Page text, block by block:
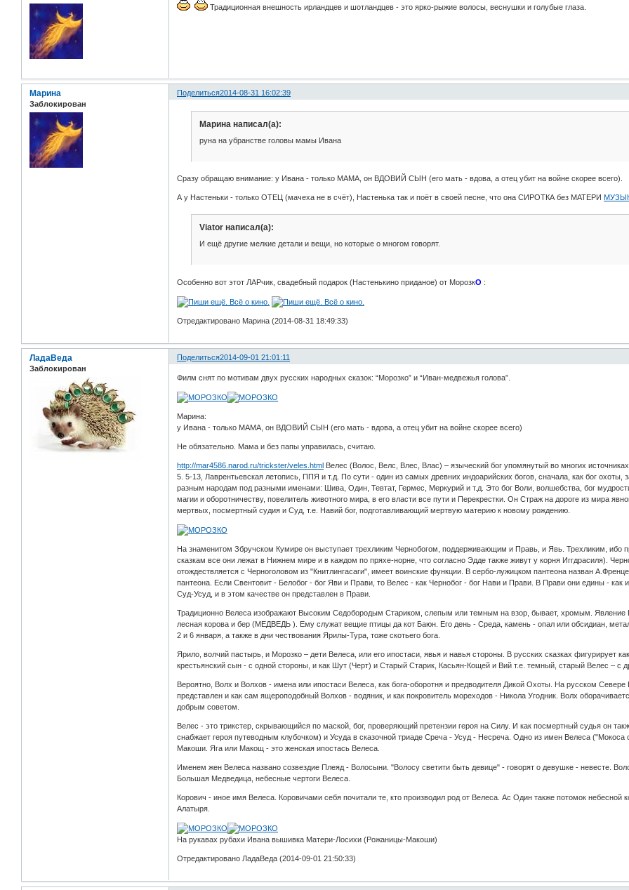
Традиционная внешность ирландцев и шотландцев - это ярко-рыжие волосы, веснушки и голубые глаза.
Поделиться2014-08-31 16:02:39
Марина
Заблокирован
Марина написал(а):
руна на убранстве головы мамы Ивана
Сразу обращаю внимание: у Ивана - только МАМА, он ВДОВИЙ СЫН (его мать - вдова, а отец убит на войне скорее всего).
А у Настеньки - только ОТЕЦ (мачеха не в счёт), Настенька так и поёт в своей песне, что она СИРОТКА без МАТЕРИ
Viator написал(а):
И ещё другие мелкие детали и вещи, но которые о многом говорят.
Особенно вот этот ЛАРчик, свадебный подарок (Настенькино приданое) от МорозкО :
Отредактировано Марина (2014-08-31 18:49:33)
Поделиться2014-09-01 21:01:11
ЛадаВеда
Заблокирован
Филм снят по мотивам двух русских народных сказок: “Морозко” и “Иван-медвежья голова”.
Марина:
у Ивана - только МАМА, он ВДОВИЙ СЫН (его мать - вдова, а отец убит на войне скорее всего)
Не обязательно. Мама и без папы управилась, считаю.
http://mar4586.narod.ru/trickster/veles.html Велес (Волос, Велс, Влес, Влас) – языческий бог упомянутый во многих
5. 5-13, Лаврентьевская летопись, ППЯ и т.д. По сути - один из самых древних индоарийских богов, сначала, как бог охоты,
разным народам под разными именами: Шива, Один, Тевтат, Гермес, Меркурий и т.д. Это бог Воли, волшебства, бог
магии и оборотничеству, повелитель животного мира, в его власти все пути и Перекрестки. Он Страж на дороге из мира
мертвых, посмертный судия и Суд, т.е. Навий бог, подготавливающий мертвую материю к новому рождению.
На знаменитом Збручском Кумире он выступает трехликим Чернобогом, поддерживающим и Правь, и Явь. Трехликим, ибо
сказкам все они лежат в Нижнем мире и в каждом по пряхе-норне, что согласно Эдде также живут у корня Иггдрасиля).
отождествляется с Черноголовом из "Книтлингасаги", имеет воинские функции. В сербо-лужицком пантеона назван
пантеона. Если Свентовит - Белобог - бог Яви и Прави, то Велес - как Чернобог - бог Нави и Прави. В Прави они едины -
Суд-Усуд, и в этом качестве он представлен в Прави.
Традиционно Велеса изображают Высоким Седобородым Стариком, слепым или темным на взор, бывает, хромым.
лесная корова и бер (МЕДВЕДЬ ). Ему служат вещие птицы да кот Баюн. Его день - Среда, камень - опал или обсидиан,
2 и 6 января, а также в дни чествования Ярилы-Тура, тоже скотьего бога.
Ярило, волчий пастырь, и Морозко – дети Велеса, или его ипостаси, явья и навья стороны. В русских сказках фигурирует
крестьянский сын - с одной стороны, и как Шут (Черт) и Старый Старик, Касьян-Кощей и Вий т.е. темный, старый Велес – с
Вероятно, Волх и Волхов - имена или ипостаси Велеса, как бога-оборотня и предводителя Дикой Охоты. На русском
представлен и как сам ящероподобный Волхов - водяник, и как покровитель мореходов - Никола Угодник. Волх
добрым советом.
Велес - это трикстер, скрывающийся по маской, бог, проверяющий претензии героя на Силу. И как посмертный судья он
снабжает героя путеводным клубочком) и Усуда в сказочной триаде Среча - Усуд - Несреча. Одно из имен Велеса
Макоши. Яга или Макощ - это женская ипостась Велеса.
Именем жен Велеса названо созвездие Плеяд - Волосыни. "Волосу светити быть девице" - говорят о девушке - невесте.
Большая Медведица, небесные чертоги Велеса.
Корович - иное имя Велеса. Коровичами себя почитали те, кто производил род от Велеса. Ас Один также потомок небесной
Алатыря.
На рукавах рубахи Ивана вышивка Матери-Лосихи (Рожаницы-Макоши)
Отредактировано ЛадаВеда (2014-09-01 21:50:33)